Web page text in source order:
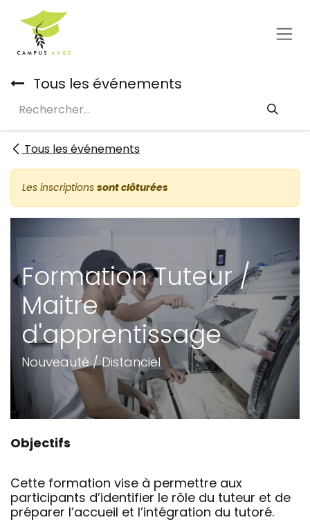
Se rendre au contenu
Tous les événements
Tous les événements
Les inscriptions sont clôturées
Formation Tuteur /
Maitre
d'apprentissage
Nouveauté / Distanciel
Objectifs
Cette formation vise à permettre aux
participants d’identifier le rôle du tuteur et de
préparer l’accueil et l’intégration du tutoré.